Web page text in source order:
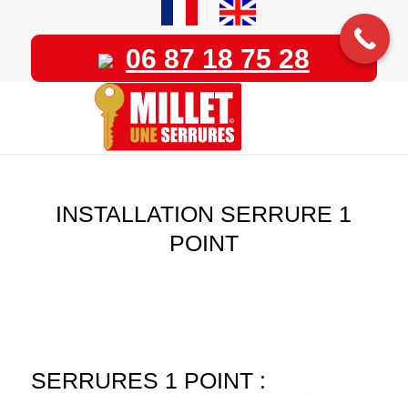
06 87 18 75 28
INSTALLATION SERRURE 1
POINT
SERRURES 1 POINT :